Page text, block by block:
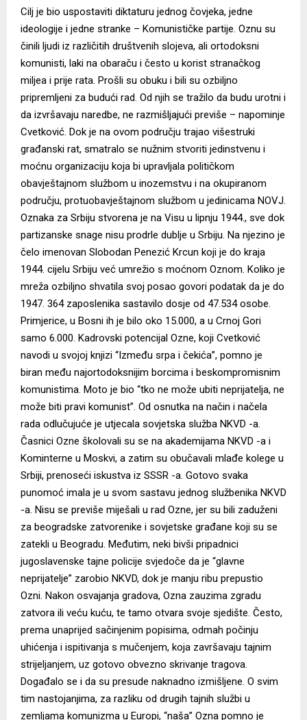
Cilj je bio uspostaviti diktaturu jednog čovjeka, jedne
ideologije i jedne stranke – Komunističke partije. Oznu su
činili ljudi iz različitih društvenih slojeva, ali ortodoksni
komunisti, laki na obaraču i često u korist stranačkog
miljea i prije rata. Prošli su obuku i bili su ozbiljno
pripremljeni za budući rad. Od njih se tražilo da budu urotni i
da izvršavaju naredbe, ne razmišljajući previše – napominje
Cvetković. Dok je na ovom području trajao višestruki
građanski rat, smatralo se nužnim stvoriti jedinstvenu i
moćnu organizaciju koja bi upravljala političkom
obavještajnom službom u inozemstvu i na okupiranom
području, protuobavještajnom službom u jedinicama NOVJ.
Oznaka za Srbiju stvorena je na Visu u lipnju 1944., sve dok
partizanske snage nisu prodrle dublje u Srbiju. Na njezino je
čelo imenovan Slobodan Penezić Krcun koji je do kraja
1944. cijelu Srbiju već umrežio s moćnom Oznom. Koliko je
mreža ozbiljno shvatila svoj posao govori podatak da je do
1947. 364 zaposlenika sastavilo dosje od 47.534 osobe.
Primjerice, u Bosni ih je bilo oko 15.000, a u Crnoj Gori
samo 6.000. Kadrovski potencijal Ozne, koji Cvetković
navodi u svojoj knjizi “Između srpa i čekića”, pomno je
biran među najortodoksnijim borcima i beskompromisnim
komunistima. Moto je bio “tko ne može ubiti neprijatelja, ne
može biti pravi komunist”. Od osnutka na način i načela
rada odlučujuće je utjecala sovjetska služba NKVD -a.
Časnici Ozne školovali su se na akademijama NKVD -a i
Kominterne u Moskvi, a zatim su obučavali mlađe kolege u
Srbiji, prenoseći iskustva iz SSSR -a. Gotovo svaka
punomoć imala je u svom sastavu jednog službenika NKVD
-a. Nisu se previše miješali u rad Ozne, jer su bili zaduženi
za beogradske zatvorenike i sovjetske građane koji su se
zatekli u Beogradu. Međutim, neki bivši pripadnici
jugoslavenske tajne policije svjedoče da je “glavne
neprijatelje” zarobio NKVD, dok je manju ribu prepustio
Ozni. Nakon osvajanja gradova, Ozna zauzima zgradu
zatvora ili veću kuću, te tamo otvara svoje sjedište. Često,
prema unaprijed sačinjenim popisima, odmah počinju
uhićenja i ispitivanja s mučenjem, koja završavaju tajnim
strijeljanjem, uz gotovo obvezno skrivanje tragova.
Događalo se i da su presude naknadno izmišljene. O svim
tim nastojanjima, za razliku od drugih tajnih službi u
zemljama komunizma u Europi, “naša” Ozna pomno je